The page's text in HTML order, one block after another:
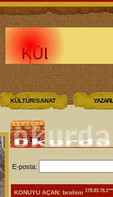
KÜLTÜR/SANAT
E-posta:
KONUYU AÇAN: brahim 178.83.78.1***